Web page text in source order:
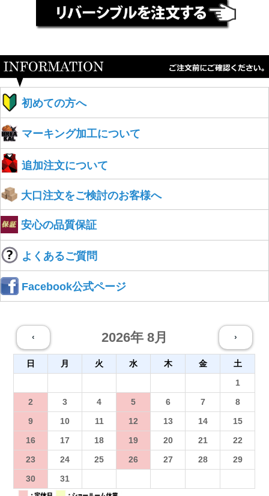
初めての方へ
マーキング加工について
追加注文について
大口注文をご検討のお客様へ
安心の品質保証
よくあるご質問
Facebook公式ページ
‹ 2026年 8月 ›
日 月 火 水 木 金
土
1
2
3 4 5 6 7
8
9
10 11 12 13 14
15
16
17 18 19 20 21
22
23
24 25 26 27 28
29
30
31